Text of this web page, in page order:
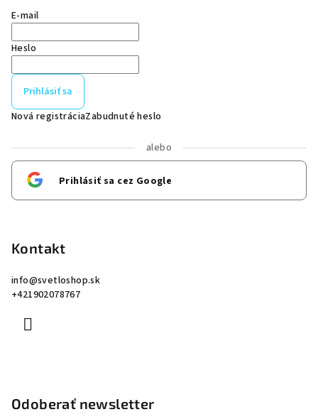
E-mail
Heslo
Prihlásiť sa
Nová registráciaZabudnuté heslo
alebo
Prihlásiť sa cez Google
Kontakt
info@svetloshop.sk
+421902078767
Odoberať newsletter